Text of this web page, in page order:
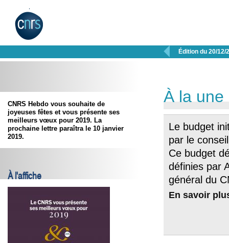
 Édition du 20/12/
CNRS Hebdo vous souhaite de
joyeuses fêtes et vous présente ses
meilleurs vœux pour 2019. La
prochaine lettre paraîtra le 10 janvier
2019.
À l'affiche
À la une
Le budget
par le
Ce budget
définies par
général du
En savoir